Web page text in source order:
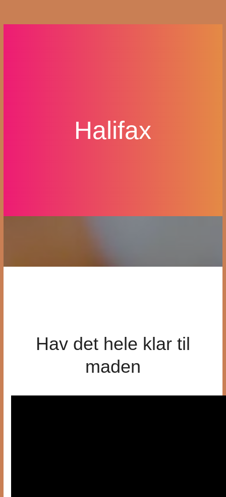
Halifax
Hav det hele klar til
maden